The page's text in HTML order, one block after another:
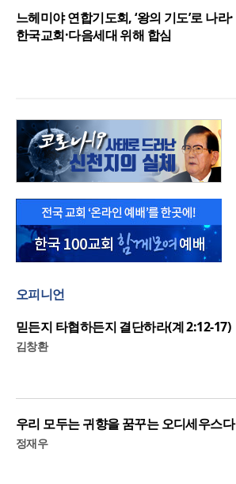
느헤미야 연합기도회, ‘왕의 기도’로 나라·
한국교회·다음세대 위해 합심
오피니언
믿든지 타협하든지 결단하라(계 2:12-17)
김창환
우리 모두는 귀향을 꿈꾸는 오디세우스다
정재우